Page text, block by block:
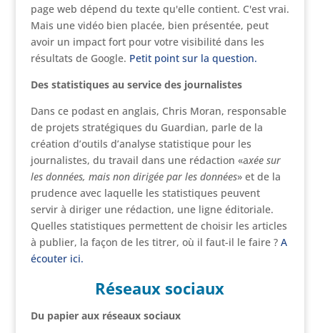
page web dépend du texte qu'elle contient. C'est vrai.
Mais une vidéo bien placée, bien présentée, peut
avoir un impact fort pour votre visibilité dans les
résultats de Google. Petit point sur la question.
Des statistiques au service des journalistes
Dans ce podast en anglais, Chris Moran, responsable
de projets stratégiques du Guardian, parle de la
création d’outils d’analyse statistique pour les
journalistes, du travail dans une rédaction «axée sur
les données, mais non dirigée par les données» et de la
prudence avec laquelle les statistiques peuvent
servir à diriger une rédaction, une ligne éditoriale.
Quelles statistiques permettent de choisir les articles
à publier, la façon de les titrer, où il faut-il le faire ?A
écouter ici.
Réseaux sociaux
Du papier aux réseaux sociaux